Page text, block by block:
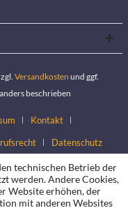
Versandkosten und ggf.
beschrieben
Kontakt
Datenschutz
technischen Betrieb der
werden. Andere Cookies,
Website erhöhen, der
mit anderen Websites